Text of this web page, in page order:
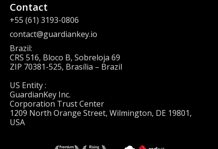
Contact
+55 (61) 3193-0806
contact@guardiankey.io
Brazil:
CRS 516, Bloco B, Sobreloja 69
ZIP 70381-525, Brasília – Brazil
US Entity :
GuardianKey Inc.
Corporation Trust Center
1209 North Orange Street, Wilmington, DE 19801,
USA